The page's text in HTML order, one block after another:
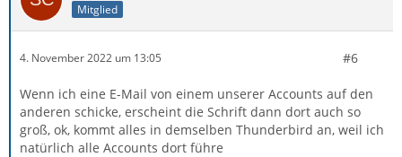
Mitglied
4. November 2022 um 13:05 #6
Wenn ich eine E-Mail von einem unserer Accounts auf den
anderen schicke, erscheint die Schrift dann dort auch so
groß, ok, kommt alles in demselben Thunderbird an, weil ich
natürlich alle Accounts dort führe